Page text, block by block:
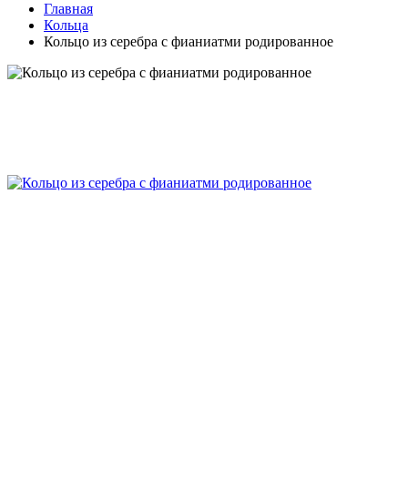
Главная
Кольца
Кольцо из серебра с фианиатми родированное